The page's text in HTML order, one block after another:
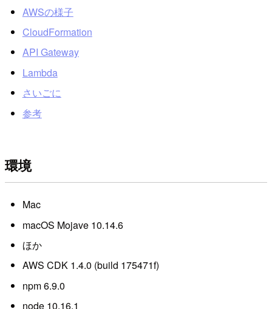
AWSの様子
CloudFormation
API Gateway
Lambda
さいごに
参考
環境
Mac
macOS Mojave 10.14.6
ほか
AWS CDK 1.4.0 (build 175471f)
npm 6.9.0
node 10.16.1